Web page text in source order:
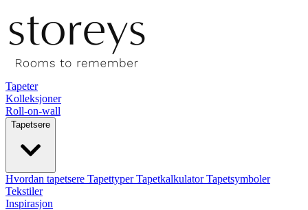
Tapeter
Kolleksjoner
Roll-on-wall
Tapetsere
Hvordan tapetsere TapettyperTapetkalkulatorTapetsymboler
Tekstiler
Inspirasjon